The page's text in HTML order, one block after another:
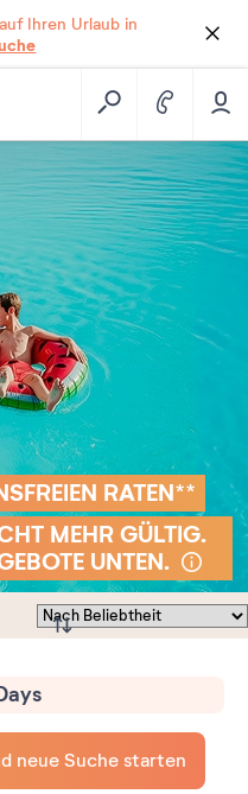
Ihren Urlaub in
RATEN**
MEHR GÜLTIG.
UNTEN.
neue Suche starten